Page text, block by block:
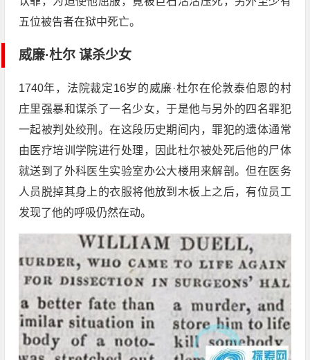
五位被告者在狱中死亡。
威廉·杜尔 谋杀少女
1740年，法院裁定16岁的威廉·杜尔在伦敦泰伯恩的村
庄里强暴和谋杀了一名少女，于是他与另外的四名罪犯
一起被判处绞刑。在这段历史期间内，罪犯的遗体通常
由医疗培训学院进行处理，因此杜尔被处死后他的尸体
就送到了外科医生实验室办公大楼用来解剖。但在医务
人员脱掉其身上的衣服将他放到木板上之后，有位员工
发现了他的呼吸仍然在动。